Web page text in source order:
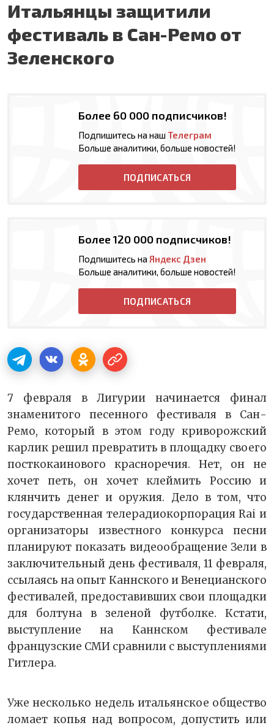
Итальянцы защитили
фестиваль в Сан-Ремо от
Зеленского
Более 60 000 подписчиков!
Подпишитесь на наш Телеграм
Больше аналитики, больше новостей!
ПОДПИСАТЬСЯ
Более 120 000 подписчиков!
Подпишитесь на Яндекс Дзен
Больше аналитики, больше новостей!
ПОДПИСАТЬСЯ
7 февраля в Лигурии начинается финал
знаменитого песенного фестиваля в Сан-
Ремо, который в этом году криворожский
карлик решил превратить в площадку своего
посткокаинового красноречия. Нет, он не
хочет петь, он хочет клеймить Россию и
клянчить денег и оружия. Дело в том, что
государственная телерадиокорпорация Rai и
организаторы известного конкурса песни
планируют показать видеообращение Зели в
заключительный день фестиваля, 11 февраля,
ссылаясь на опыт Каннского и Венецианского
фестивалей, предоставивших свои площадки
для болтуна в зеленой футболке. Кстати,
выступление на Каннском фестивале
французские СМИ сравнили с выступлениями
Гитлера.
Уже несколько недель итальянское общество
ломает копья над вопросом, допустить или